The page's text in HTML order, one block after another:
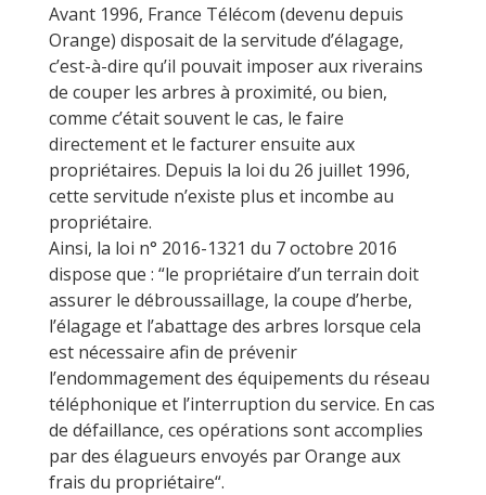
Avant 1996, France Télécom (devenu depuis
Orange) disposait de la servitude d’élagage,
c’est-à-dire qu’il pouvait imposer aux riverains
de couper les arbres à proximité, ou bien,
comme c’était souvent le cas, le faire
directement et le facturer ensuite aux
propriétaires. Depuis la loi du 26 juillet 1996,
cette servitude n’existe plus et incombe au
propriétaire.
Ainsi, la loi n° 2016-1321 du 7 octobre 2016
dispose que : “le propriétaire d’un terrain doit
assurer le débroussaillage, la coupe d’herbe,
l’élagage et l’abattage des arbres lorsque cela
est nécessaire afin de prévenir
l’endommagement des équipements du réseau
téléphonique et l’interruption du service. En cas
de défaillance, ces opérations sont accomplies
par des élagueurs envoyés par Orange aux
frais du propriétaire“.